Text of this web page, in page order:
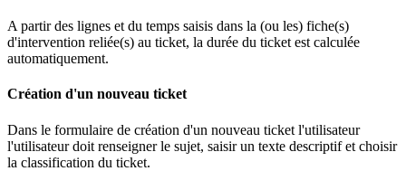
A partir des lignes et du temps saisis dans la (ou les) fiche(s)
d'intervention reliée(s) au ticket, la durée du ticket est calculée
automatiquement.
Création d'un nouveau ticket
Dans le formulaire de création d'un nouveau ticket l'utilisateur
l'utilisateur doit renseigner le sujet, saisir un texte descriptif et choisir
la classification du ticket.